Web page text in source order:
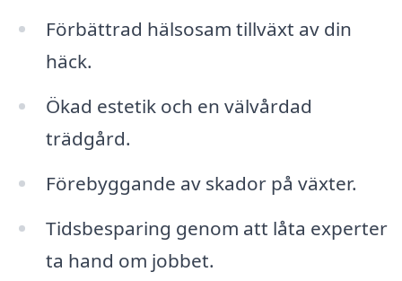
Förbättrad hälsosam tillväxt av din
häck.
Ökad estetik och en välvårdad
trädgård.
Förebyggande av skador på växter.
Tidsbesparing genom att låta experter
ta hand om jobbet.